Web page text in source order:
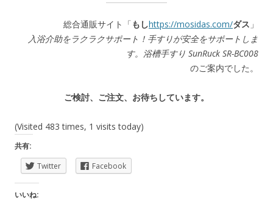
総合通販サイト「もしhttps://mosidas.com/ダス 」
入浴介助をラクラクサポート！手すりが安全をサポートしま
す。浴槽手すり SunRuck SR-BC008
のご案内でした。
ご検討、ご注文、お待ちしています。
(Visited 483 times, 1 visits today)
共有:
Twitter
Facebook
いいね: